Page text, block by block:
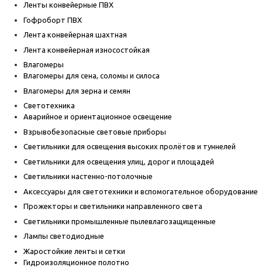
Ленты конвейерные ПВХ
Гофроборт ПВХ
Лента конвейерная шахтная
Лента конвейерная износостойкая
Влагомеры
Влагомеры для сена, соломы и силоса
Влагомеры для зерна и семян
Светотехника
Аварийное и ориентационное освещение
Взрывобезопасные световые приборы
Светильники для освещения высоких пролётов и туннелей
Светильники для освещения улиц, дорог и площадей
Светильники настенно-потолочные
Аксессуары для светотехники и вспомогательное оборудование
Прожекторы и светильники направленного света
Светильники промышленные пылевлагозащищенные
Лампы светодиодные
Жаростойкие ленты и сетки
Гидроизоляционное полотно